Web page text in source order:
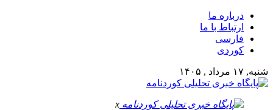
درباره ما
ارتباط با ما
فارسی
کوردی
شنبه, ۱۷ مرداد , ۱۴۰۵
x